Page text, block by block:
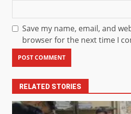
Save my name, email, and
browser for the next time I
RELATED STORIES